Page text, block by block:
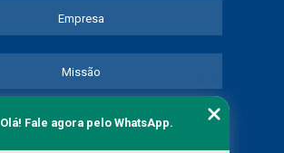
Empresa
Missão
Serviços
Olá! Fale agora pelo WhatsApp.